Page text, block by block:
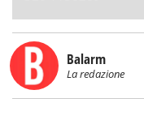
Balarm
La redazione